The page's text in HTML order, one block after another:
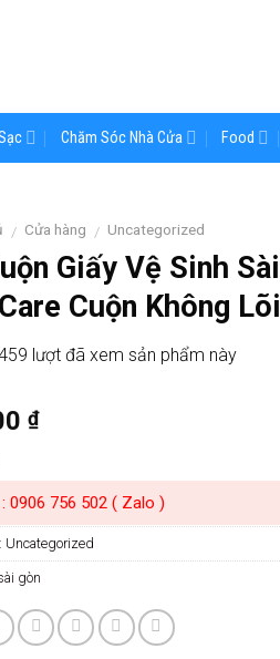
Chăm Sóc Nhà Cửa Food
/ Cửa hàng / Uncategorized
Giấy Vệ Sinh Sài
Cuộn Không Lõi
lượt đã xem sản phẩm này
₫
0906 756 502 ( Zalo )
Uncategorized
gòn